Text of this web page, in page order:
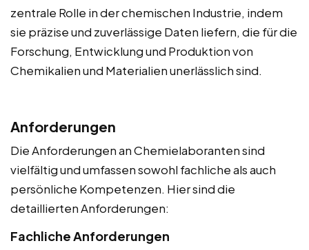
zentrale Rolle in der chemischen Industrie, indem
sie präzise und zuverlässige Daten liefern, die für die
Forschung, Entwicklung und Produktion von
Chemikalien und Materialien unerlässlich sind.
Anforderungen
Die Anforderungen an Chemielaboranten sind
vielfältig und umfassen sowohl fachliche als auch
persönliche Kompetenzen. Hier sind die
detaillierten Anforderungen:
Fachliche Anforderungen